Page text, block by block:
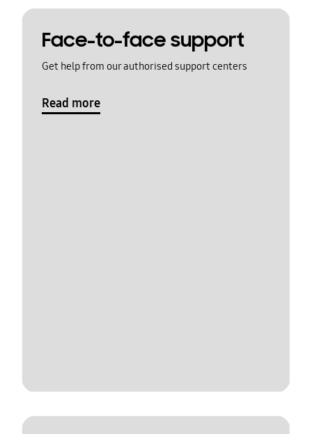
Face-to-face support
Get help from our authorised support centers
Read more